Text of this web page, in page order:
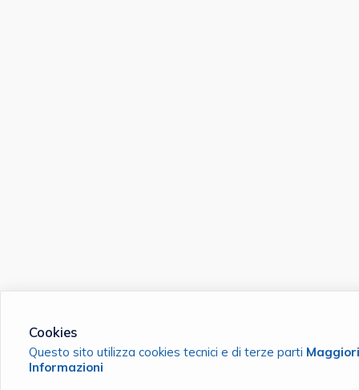
Cookies
Questo sito utilizza cookies tecnici e di terze parti Maggiori
Informazioni